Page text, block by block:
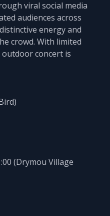
viral social media
audiences across
energy and
crowd. With limited
concert is
(Drymou Village